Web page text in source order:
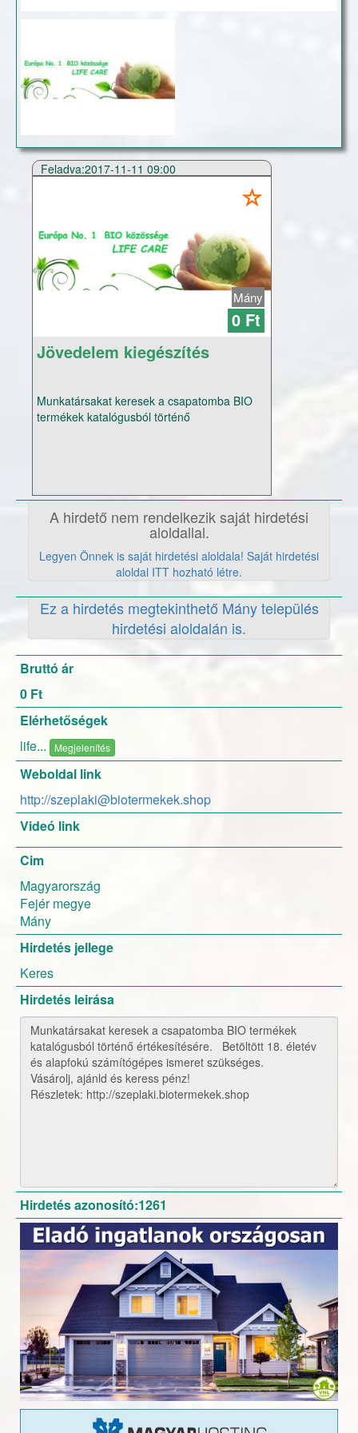
Feladva:2017-11-11 09:00
Mány
0 Ft
Jövedelem kiegészítés
Munkatársakat keresek a csapatomba BIO
termékek katalógusból történő
A hirdető nem rendelkezik saját hirdetési
aloldallal.
Legyen Önnek is saját hirdetési aloldala! Saját hirdetési
aloldal ITT hozható létre.
Ez a hirdetés megtekinthető Mány település
hirdetési aloldalán is.
Bruttó ár
0 Ft
Elérhetőségek
life...
Megjelenítés
Weboldal link
http://szeplaki@biotermekek.shop
Videó link
Cim
Magyarország
Fejér megye
Mány
Hirdetés jellege
Keres
Hirdetés leirása
Hirdetés azonosító:1261